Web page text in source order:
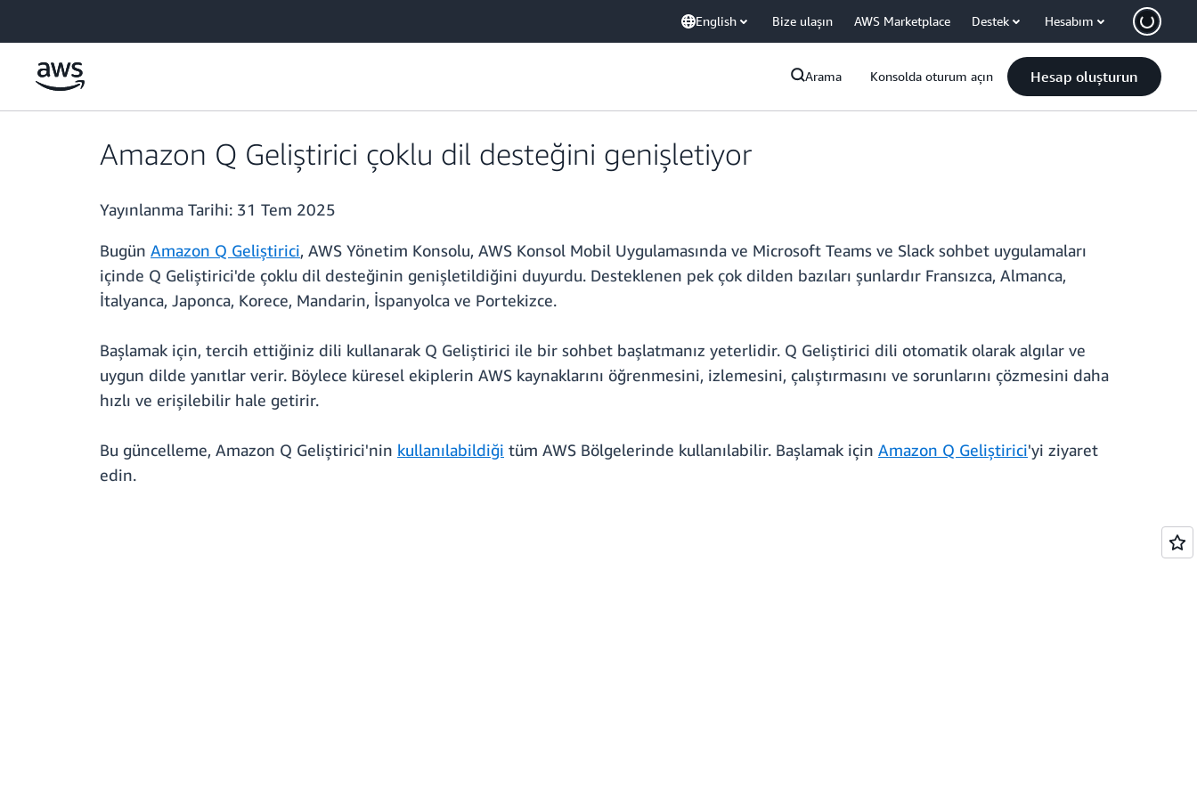
English Bize ulaşın AWS Marketplace Destek Hesabım
Arama Konsolda oturum açın Hesap oluşturun
Amazon Q Geliştirici çoklu dil desteğini genişletiyor
Yayınlanma Tarihi: 31 Tem 2025
Bugün Amazon Q Geliştirici, AWS Yönetim Konsolu, AWS Konsol Mobil Uygulamasında ve Microsoft Teams ve Slack sohbet uygulamaları
içinde Q Geliştirici'de çoklu dil desteğinin genişletildiğini duyurdu. Desteklenen pek çok dilden bazıları şunlardır Fransızca, Almanca,
İtalyanca, Japonca, Korece, Mandarin, İspanyolca ve Portekizce.
Başlamak için, tercih ettiğiniz dili kullanarak Q Geliştirici ile bir sohbet başlatmanız yeterlidir. Q Geliştirici dili otomatik olarak algılar ve
uygun dilde yanıtlar verir. Böylece küresel ekiplerin AWS kaynaklarını öğrenmesini, izlemesini, çalıştırmasını ve sorunlarını çözmesini daha
hızlı ve erişilebilir hale getirir.
Bu güncelleme, Amazon Q Geliştirici'nin kullanılabildiği tüm AWS Bölgelerinde kullanılabilir. Başlamak için Amazon Q Geliştirici'yi ziyaret
edin.